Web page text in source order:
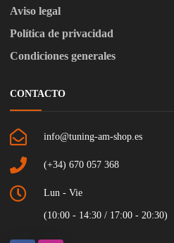
Aviso legal
Política de privacidad
Condiciones generales
CONTACTO
info@tuning-am-shop.es
(+34) 670 057 368
Lun - Vie
(10:00 - 14:30 / 17:00 - 20:30)